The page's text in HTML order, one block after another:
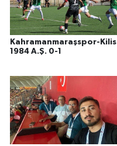
Kahramanmaraşspor-Kilis
1984 A.Ş. 0-1